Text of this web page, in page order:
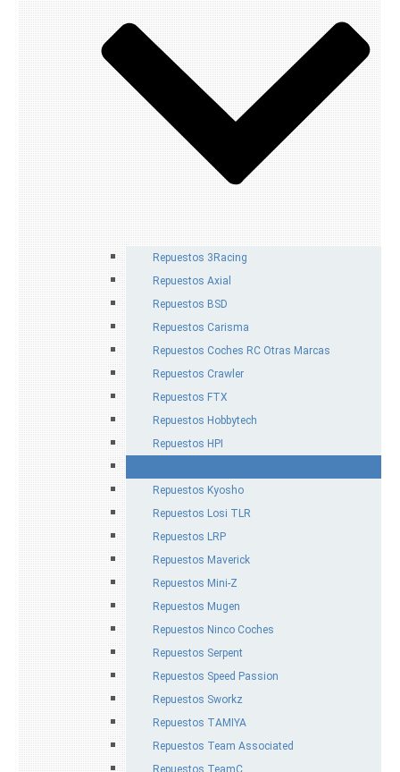
Repuestos 3Racing
Repuestos Axial
Repuestos BSD
Repuestos Carisma
Repuestos Coches RC Otras Marcas
Repuestos Crawler
Repuestos FTX
Repuestos Hobbytech
Repuestos HPI
Repuestos Kyosho
Repuestos Losi TLR
Repuestos LRP
Repuestos Maverick
Repuestos Mini-Z
Repuestos Mugen
Repuestos Ninco Coches
Repuestos Serpent
Repuestos Speed Passion
Repuestos Sworkz
Repuestos TAMIYA
Repuestos Team Associated